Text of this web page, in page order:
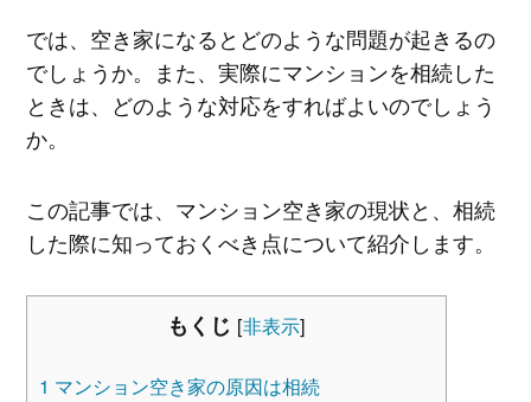
では、空き家になるとどのような問題が起きるの
でしょうか。また、実際にマンションを相続した
ときは、どのような対応をすればよいのでしょう
か。
この記事では、マンション空き家の現状と、相続
した際に知っておくべき点について紹介します。
もくじ [非表示]
1 マンション空き家の原因は相続